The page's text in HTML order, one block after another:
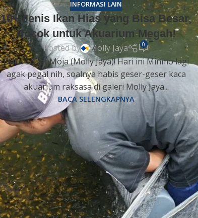
INFORMASI LAIN
10+ Jenis Ikan Hias yang Bisa Besar,
Cocok untuk Akuarium Megah!
Posted by Molly Jaya 0
Halo, Sobat Moja (Molly Jaya)! Hari ini Minmo lagi
agak pegal nih, soalnya habis geser-geser kaca
akuarium raksasa di galeri Molly Jaya...
BACA SELENGKAPNYA